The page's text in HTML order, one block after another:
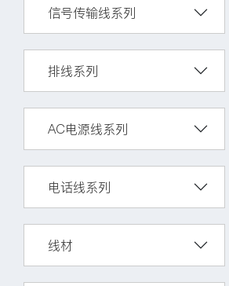
信号传输线系列
排线系列
AC电源线系列
电话线系列
线材